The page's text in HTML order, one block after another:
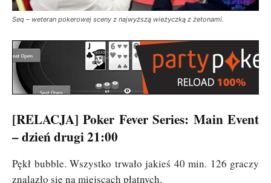
Seq – weteran pokerowej sceny z najwyższą wieżyczką z żetonami.
[RELACJA] Poker Fever Series: Main Event
– dzień drugi 21:00
Pękł bubble. Wszystko trwało jakieś 40 min. 126 graczy
znalazło się na miejscach płatnych.